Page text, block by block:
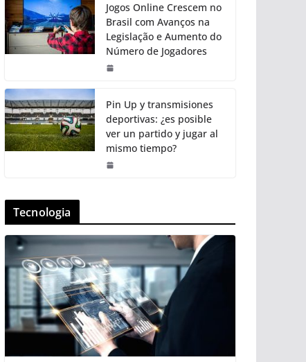
Jogos Online Crescem no
Brasil com Avanços na
Legislação e Aumento do
Número de Jogadores
Pin Up y transmisiones
deportivas: ¿es posible
ver un partido y jugar al
mismo tiempo?
Tecnologia